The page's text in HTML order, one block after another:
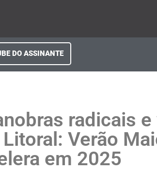
DO ASSINANTE
radicais
Verão
em 2025